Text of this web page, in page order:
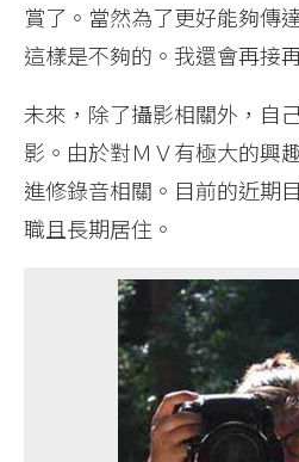
賞了。當然為了更好能夠傳
這樣是不夠的。我還會再接
未來，除了攝影相關外，自
影。由於對ＭＶ有極大的興
進修錄音相關。目前的近期
職且長期居住。